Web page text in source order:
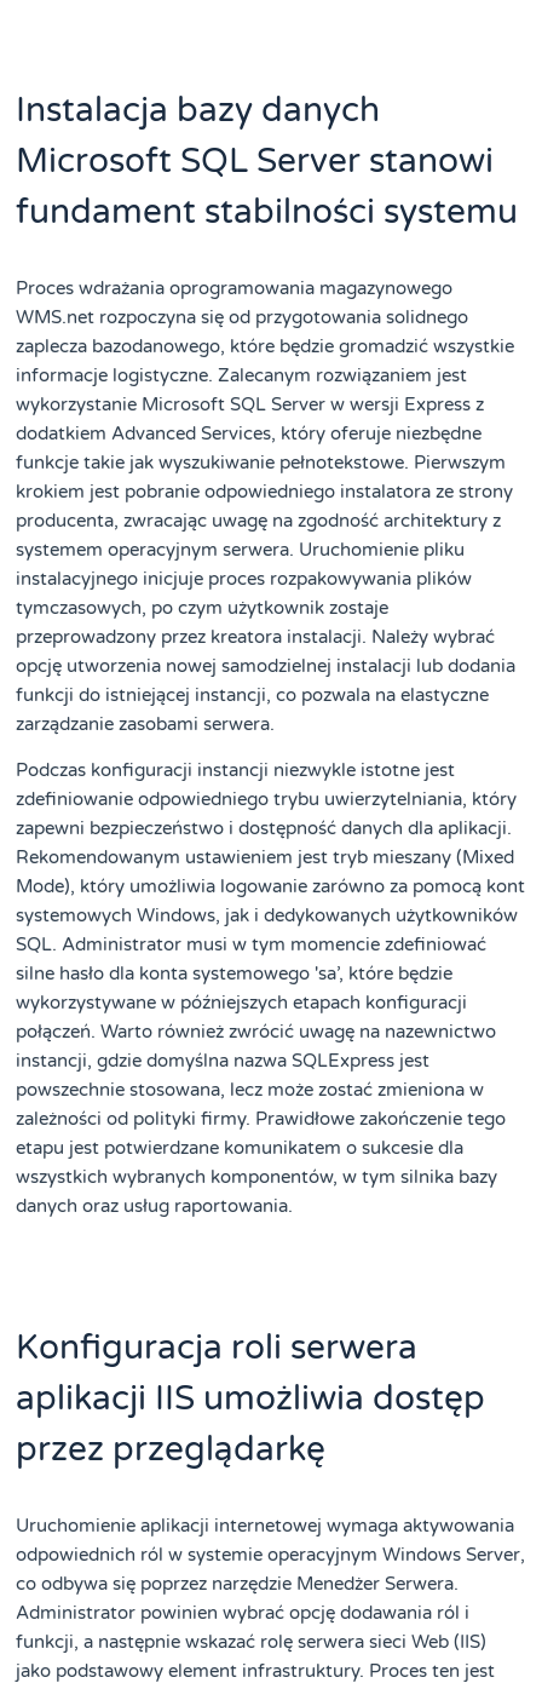
Instalacja bazy danych
Microsoft SQL Server stanowi
fundament stabilności systemu
Proces wdrażania oprogramowania magazynowego
WMS.net rozpoczyna się od przygotowania solidnego
zaplecza bazodanowego, które będzie gromadzić wszystkie
informacje logistyczne. Zalecanym rozwiązaniem jest
wykorzystanie Microsoft SQL Server w wersji Express z
dodatkiem Advanced Services, który oferuje niezbędne
funkcje takie jak wyszukiwanie pełnotekstowe. Pierwszym
krokiem jest pobranie odpowiedniego instalatora ze strony
producenta, zwracając uwagę na zgodność architektury z
systemem operacyjnym serwera. Uruchomienie pliku
instalacyjnego inicjuje proces rozpakowywania plików
tymczasowych, po czym użytkownik zostaje
przeprowadzony przez kreatora instalacji. Należy wybrać
opcję utworzenia nowej samodzielnej instalacji lub dodania
funkcji do istniejącej instancji, co pozwala na elastyczne
zarządzanie zasobami serwera.
Podczas konfiguracji instancji niezwykle istotne jest
zdefiniowanie odpowiedniego trybu uwierzytelniania, który
zapewni bezpieczeństwo i dostępność danych dla aplikacji.
Rekomendowanym ustawieniem jest tryb mieszany (Mixed
Mode), który umożliwia logowanie zarówno za pomocą kont
systemowych Windows, jak i dedykowanych użytkowników
SQL. Administrator musi w tym momencie zdefiniować
silne hasło dla konta systemowego 'sa’, które będzie
wykorzystywane w późniejszych etapach konfiguracji
połączeń. Warto również zwrócić uwagę na nazewnictwo
instancji, gdzie domyślna nazwa SQLExpress jest
powszechnie stosowana, lecz może zostać zmieniona w
zależności od polityki firmy. Prawidłowe zakończenie tego
etapu jest potwierdzane komunikatem o sukcesie dla
wszystkich wybranych komponentów, w tym silnika bazy
danych oraz usług raportowania.
Konfiguracja roli serwera
aplikacji IIS umożliwia dostęp
przez przeglądarkę
Uruchomienie aplikacji internetowej wymaga aktywowania
odpowiednich ról w systemie operacyjnym Windows Server,
co odbywa się poprzez narzędzie Menedżer Serwera.
Administrator powinien wybrać opcję dodawania ról i
funkcji, a następnie wskazać rolę serwera sieci Web (IIS)
jako podstawowy element infrastruktury. Proces ten jest